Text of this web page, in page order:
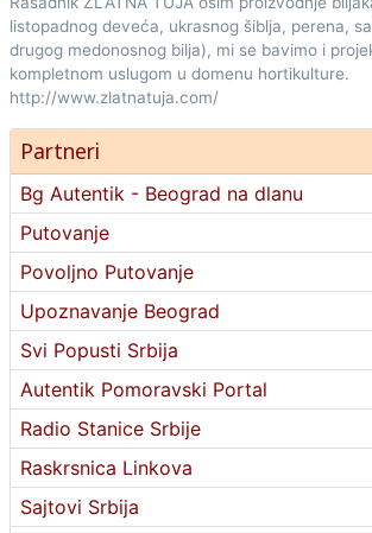
listopadnog deveća, ukrasnog šiblja, perena,
drugog medonosnog bilja), mi se bavimo i
kompletnom uslugom u domenu hortikulture.
http://www.zlatnatuja.com/
Partneri
Bg Autentik - Beograd na dlanu
Putovanje
Povoljno Putovanje
Upoznavanje Beograd
Svi Popusti Srbija
Autentik Pomoravski Portal
Radio Stanice Srbije
Raskrsnica Linkova
Sajtovi Srbija